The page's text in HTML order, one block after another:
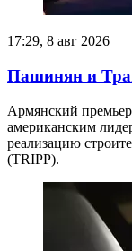
17:29, 8 авг 2026
Пашинян и
Армянский
американским
реализацию
(TRIPP).